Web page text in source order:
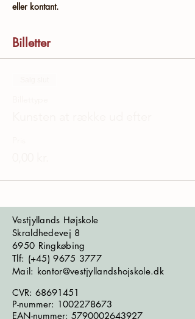
eller kontant.
Billetter
Vestjyllands Højskole
Skraldhedevej 8
6950 Ringkøbing
​​​Tlf: (+45)9675 3777
Mail: kontor@vestjyllandshojskole.dk
CVR: 68691451
P-nummer: 1002278673
EAN-nummer: 5790002643927